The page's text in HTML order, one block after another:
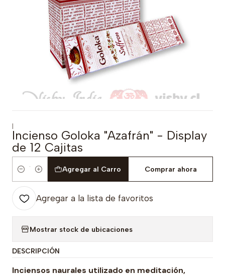
|
Incienso Goloka "Azafrán" - Display
de 12 Cajitas
Cantidad
Agregar al Carro Comprar ahora
Agregar a la lista de favoritos
Mostrar stock de ubicaciones
DESCRIPCIÓN
Inciensos naurales utilizado en meditación,